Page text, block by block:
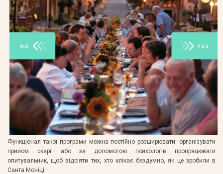
Функціонал такої програми можна постійно розширювати: організувати
прийом скарг або за допомогою психологів пропрацювати
опитувальник, щоб відсіяти тих, хто клікає бездумно, як це зробили в
Санта Моніці.